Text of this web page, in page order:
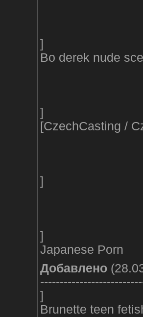
]
Bo derek nude
]
[CzechCasting /
]
]
Japanese Porn
Добавлено
]
Brunette teen